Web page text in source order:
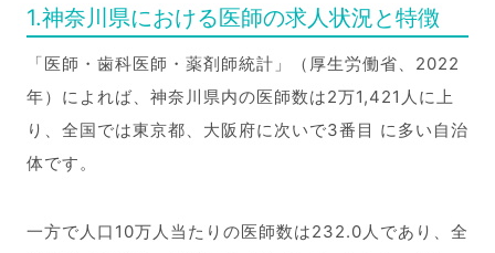
1.神奈川県における医師の求人状況と特徴
「医師・歯科医師・薬剤師統計」（厚生労働省、2022
年）によれば、神奈川県内の医師数は2万1,421人に上
り、全国では東京都、大阪府に次いで3番目 に多い自治
体です。
一方で人口10万人当たりの医師数は232.0人であり、全